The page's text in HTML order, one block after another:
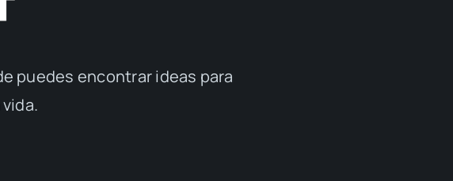
puedes encontrar ideas para